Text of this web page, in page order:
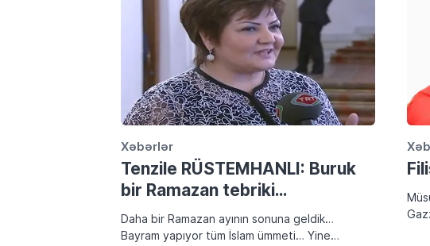
Xəbərlər
Tenzile RÜSTEMHANLI: Buruk
bir Ramazan tebriki…
Daha bir Ramazan ayının sonuna geldik…
Bayram yapıyor tüm İslam ümmeti… Yine